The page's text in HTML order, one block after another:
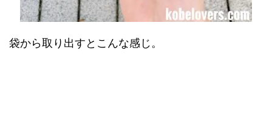
袋から取り出すとこんな感じ。